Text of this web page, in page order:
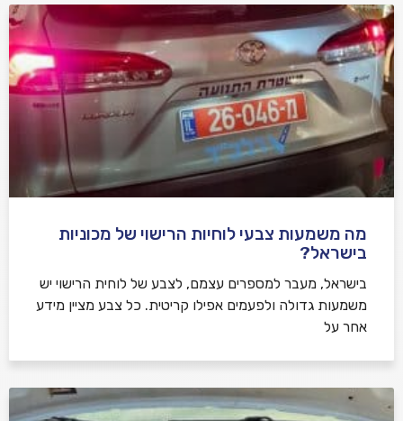
מה משמעות צבעי לוחיות הרישוי של מכוניות
בישראל?
בישראל, מעבר למספרים עצמם, לצבע של לוחית הרישוי יש
משמעות גדולה ולפעמים אפילו קריטית. כל צבע מציין מידע
אחר על